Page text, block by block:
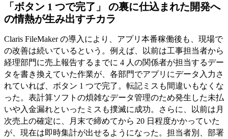
「ボタン 1 つで完了」 の裏に仕込まれた開発へ
の情熱が生み出すチカラ
Claris FileMaker の導入により、アプリ本番稼働後も、現場で
の改善は続いているという。例えば、以前は工事担当者から
経理部門に売上報告するまでに 4 人の関係者が担当するデー
タを書き換えていた作業が、各部門でアプリにデータ入力さ
れていれば、ボタン 1 つで完了。転記ミスも間違いもなくな
った。表計算ソフトの煩雑なデータ管理のため発生した未払
いや入金漏れといったミスも撲滅に成功。さらに、以前は月
次売上の確定に、月末で締めてから 20 日程度かかっていた
が、現在は即時集計が出せるようになった。担当者別、部署